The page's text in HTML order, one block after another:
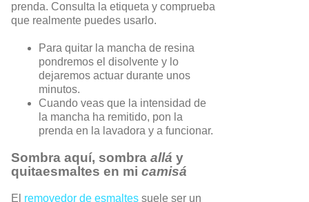
prenda. Consulta la etiqueta y comprueba
que realmente puedes usarlo.
Para quitar la mancha de resina
pondremos el disolvente y lo
dejaremos actuar durante unos
minutos.
Cuando veas que la intensidad de
la mancha ha remitido, pon la
prenda en la lavadora y a funcionar.
Sombra aquí, sombra allá y
quitaesmaltes en mi camisá
El removedor de esmaltes suele ser un